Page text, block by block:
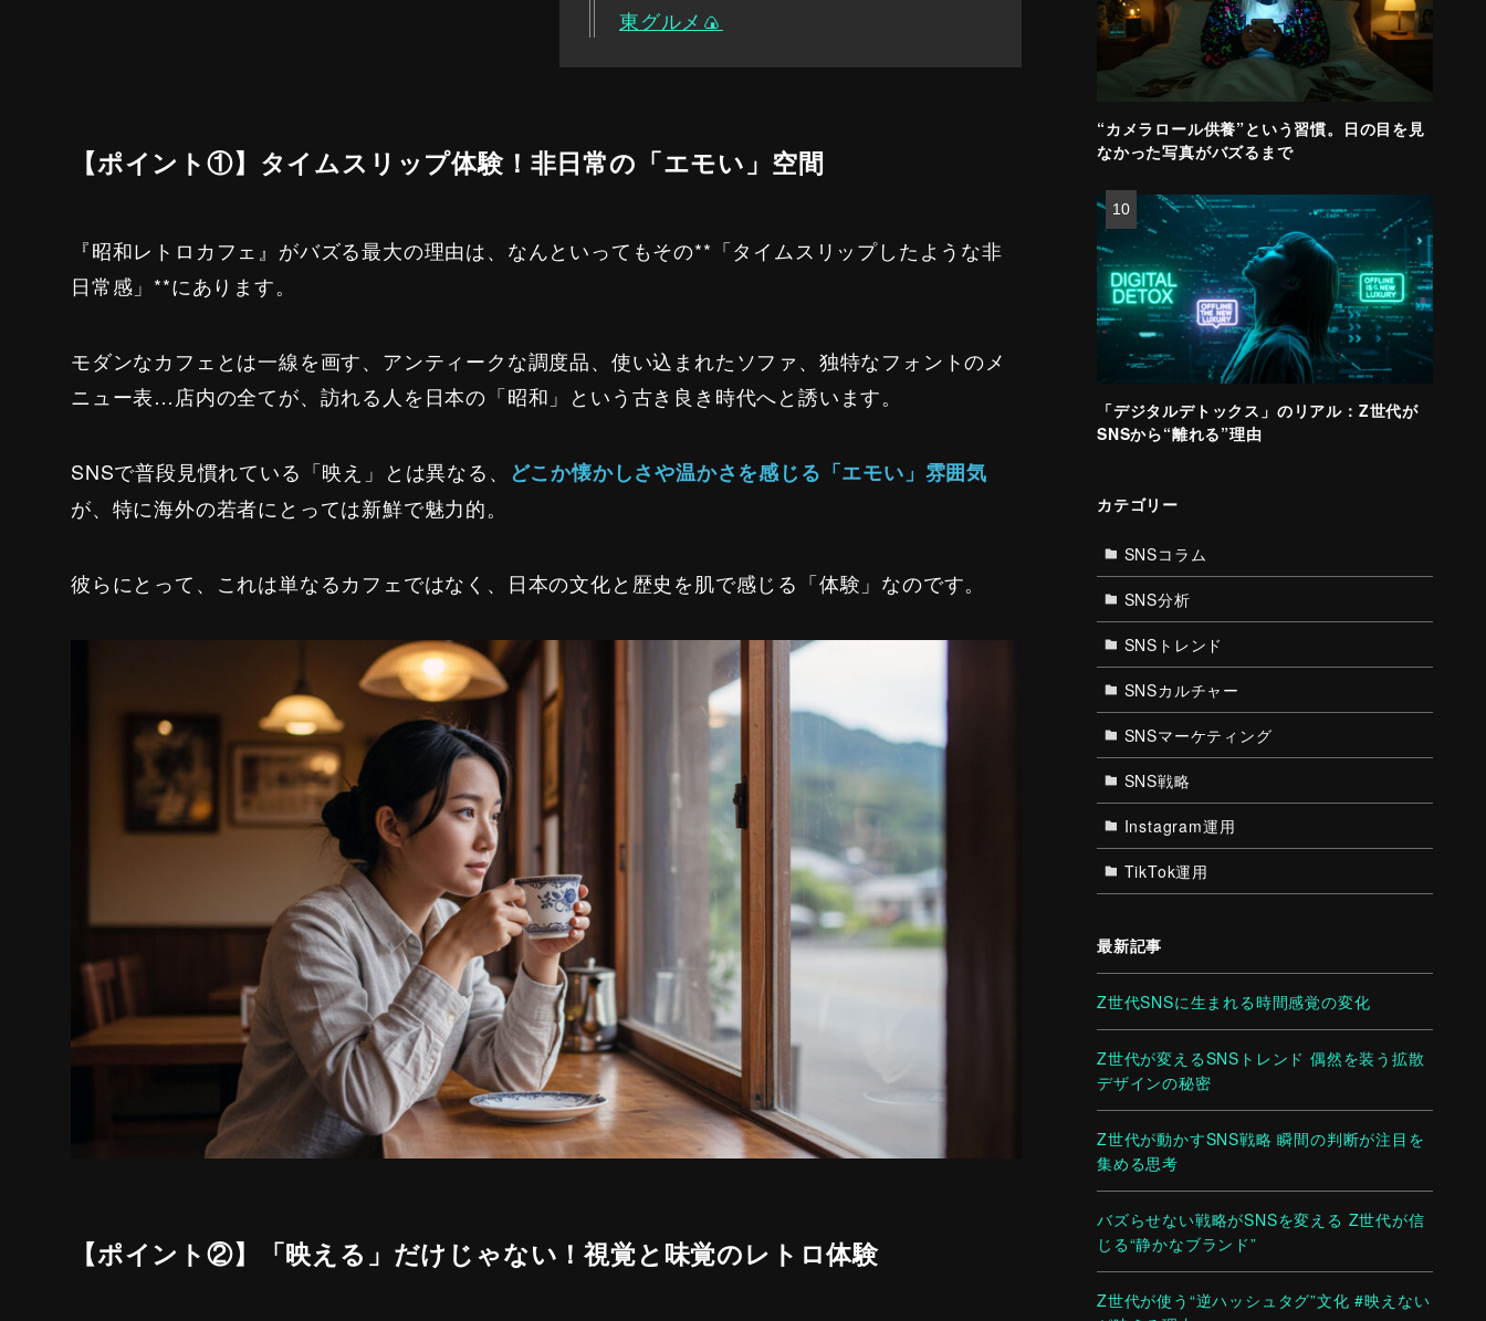
東グルメ🍙
【ポイント①】タイムスリップ体験！非日常の「エモい」空間
『昭和レトロカフェ』がバズる最大の理由は、なんといってもその**「タイムスリップしたような非
日常感」**にあります。
モダンなカフェとは一線を画す、アンティークな調度品、使い込まれたソファ、独特なフォントのメ
ニュー表…店内の全てが、訪れる人を日本の「昭和」という古き良き時代へと誘います。
SNSで普段見慣れている「映え」とは異なる、
どこか懐かしさや温かさを感じる「エモい」雰囲気
が、特に海外の若者にとっては新鮮で魅力的。
彼らにとって、これは単なるカフェではなく、日本の文化と歴史を肌で感じる「体験」なのです。
【ポイント②】「映える」だけじゃない！視覚と味覚のレトロ体験
“カメラロール供養”という習慣。日の目を見
なかった写真がバズるまで
「デジタルデトックス」のリアル：Z世代が
SNSから“離れる”理由
カテゴリー
SNSコラム
SNS分析
SNSトレンド
SNSカルチャー
SNSマーケティング
SNS戦略
Instagram運用
TikTok運用
最新記事
Z世代SNSに生まれる時間感覚の変化
Z世代が変えるSNSトレンド 偶然を装う拡散
デザインの秘密
Z世代が動かすSNS戦略 瞬間の判断が注目を
集める思考
バズらせない戦略がSNSを変える Z世代が信
じる“静かなブランド”
Z世代が使う“逆ハッシュタグ”文化 #映えない